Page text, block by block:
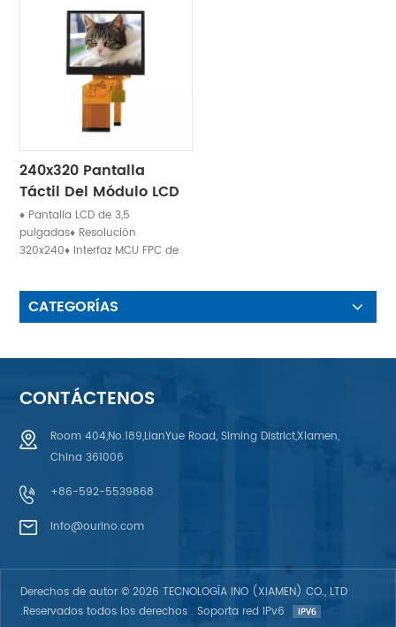
240x320 Pantalla
Táctil Del Módulo LCD
De La Exhibición TFT
De 3,5 Pulgadas
♦ Pantalla LCD de 3,5
pulgadas♦ Resolución
320x240♦ Interfaz MCU FPC de
CATEGORÍAS
CONTÁCTENOS
Room 404,No.189,LianYue Road, Siming District,Xiamen,
China 361006
+86-592-5539868
info@ourino.com
Derechos de autor © 2026 TECNOLOGÍA INO (XIAMEN) CO., LTD
.Reservados todos los derechos . Soporta red IPv6